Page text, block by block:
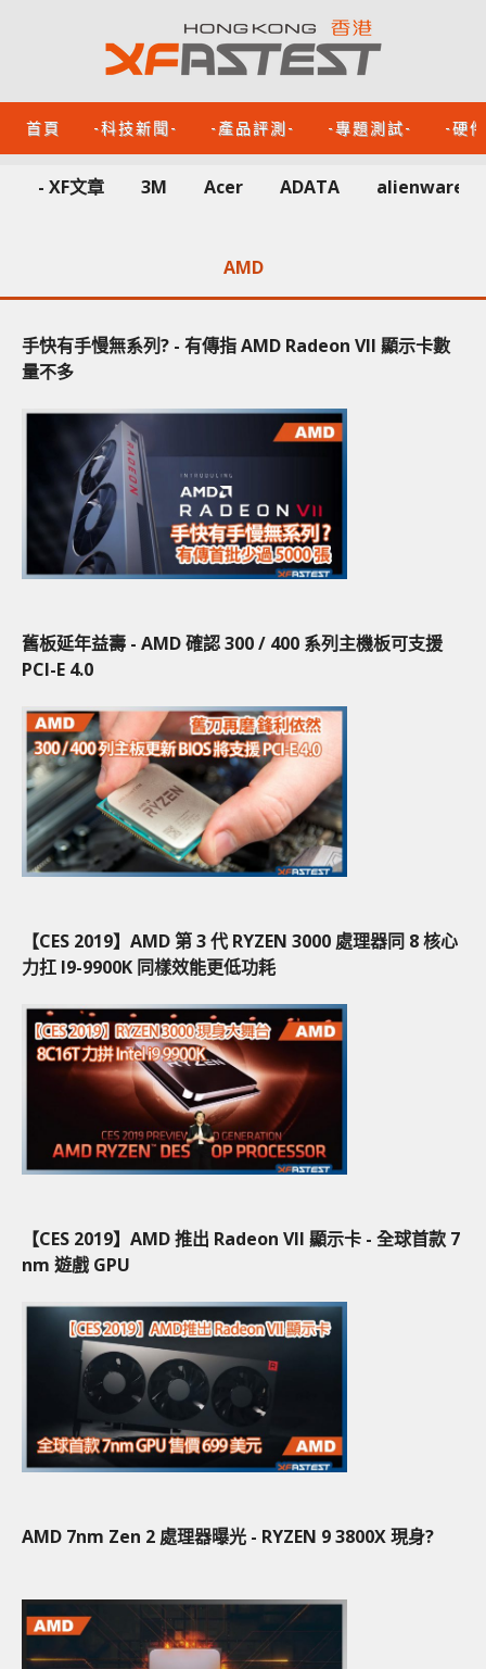
首頁 -科技新聞- -產品評測- -專題測試- -硬
- XF文章 3M Acer ADATA alienware
AMD
手快有手慢無系列? - 有傳指 AMD Radeon VII 顯示卡數
量不多
舊板延年益壽 - AMD 確認 300 / 400 系列主機板可支援
PCI-E 4.0
【CES 2019】AMD 第 3 代 RYZEN 3000 處理器同 8 核心
力扛 I9-9900K 同樣效能更低功耗
【CES 2019】AMD 推出 Radeon VII 顯示卡 - 全球首款 7
nm 遊戲 GPU
AMD 7nm Zen 2 處理器曝光 - RYZEN 9 3800X 現身?